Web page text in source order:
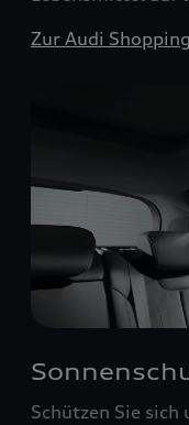
Zur Audi
Schützen Sie